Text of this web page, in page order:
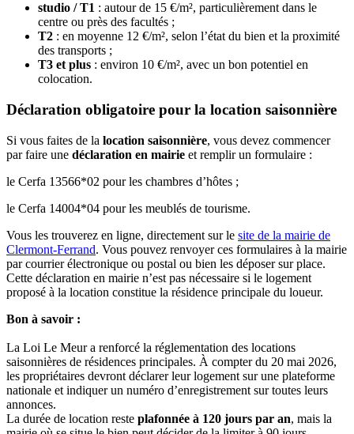
studio / T1 : autour de 15 €/m², particulièrement dans le
centre ou près des facultés ;
T2 : en moyenne 12 €/m², selon l’état du bien et la proximité
des transports ;
T3 et plus : environ 10 €/m², avec un bon potentiel en
colocation.
Déclaration obligatoire pour la location saisonnière
Si vous faites de la location saisonnière, vous devez commencer
par faire une déclaration en mairie et remplir un formulaire :
le Cerfa 13566*02 pour les chambres d’hôtes ;
le Cerfa 14004*04 pour les meublés de tourisme.
Vous les trouverez en ligne, directement sur le site de la mairie de
Clermont-Ferrand. Vous pouvez renvoyer ces formulaires à la mairie
par courrier électronique ou postal ou bien les déposer sur place.
Cette déclaration en mairie n’est pas nécessaire si le logement
proposé à la location constitue la résidence principale du loueur.
Bon à savoir :
La Loi Le Meur a renforcé la réglementation des locations
saisonnières de résidences principales. À compter du 20 mai 2026,
les propriétaires devront déclarer leur logement sur une plateforme
nationale et indiquer un numéro d’enregistrement sur toutes leurs
annonces.
La durée de location reste plafonnée à 120 jours par an, mais la